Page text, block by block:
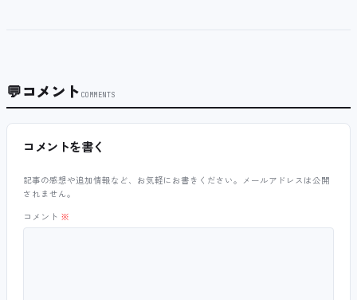
💬コメント COMMENTS
コメントを書く
記事の感想や追加情報など、お気軽にお書きください。メールアドレスは公開
されません。
コメント ※